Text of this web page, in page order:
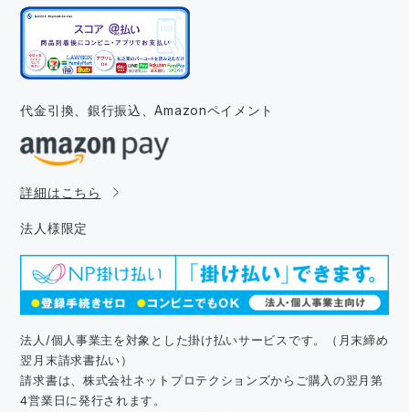
代金引換、銀行振込、Amazonペイメント
詳細はこちら
法人様限定
法人/個人事業主を対象とした掛け払いサービスです。（月末締め
翌月末請求書払い）
請求書は、株式会社ネットプロテクションズからご購入の翌月第
4営業日に発行されます。